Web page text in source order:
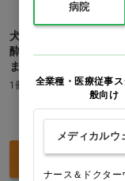
犬と猫のスタンダード
酔 ―基礎から疾患ごと
まで―
1冊
価格：ログイン後
買い物カゴ
病院
全業種・医療従事
般向け
メディカルウ
ナース＆ドクター